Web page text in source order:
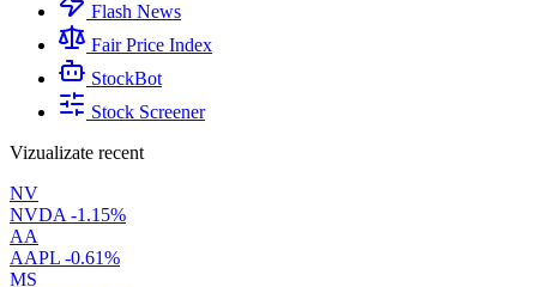
Flash News
Fair Price Index
StockBot
Stock Screener
Vizualizate recent
NV
NVDA -1.15%
AA
AAPL -0.61%
MS